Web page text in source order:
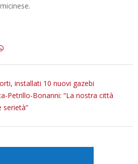
installati 10 nuovi gazebi
Petrillo-Bonanni: “La nostra città